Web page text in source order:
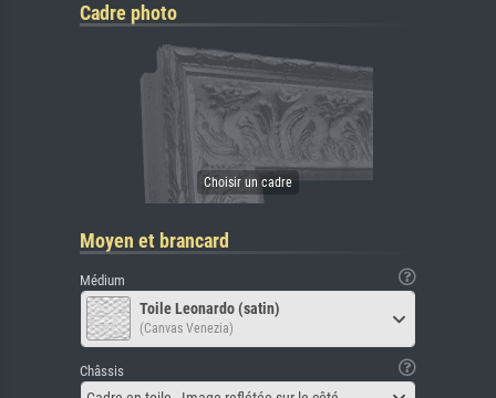
Cadre photo
Moyen et brancard
Médium
Toile Leonardo (satin)
(Canvas Venezia)
Châssis